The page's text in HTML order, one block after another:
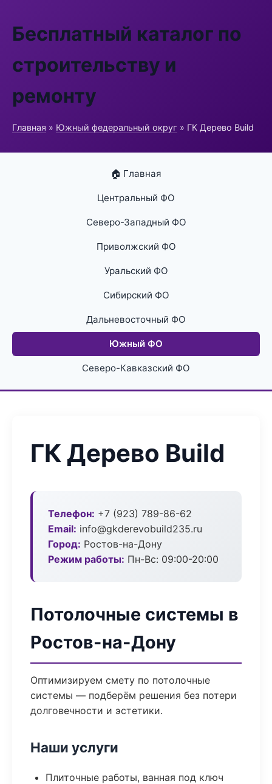
Бесплатный каталог по
строительству и
ремонту
Главная » Южный федеральный округ » ГК Дерево Build
🏠 Главная
Центральный ФО
Северо-Западный ФО
Приволжский ФО
Уральский ФО
Сибирский ФО
Дальневосточный ФО
Южный ФО
Северо-Кавказский ФО
ГК Дерево Build
Телефон: +7 (923) 789-86-62
Email: info@gkderevobuild235.ru
Город: Ростов-на-Дону
Режим работы: Пн-Вс: 09:00-20:00
Потолочные системы в
Ростов-на-Дону
Оптимизируем смету по потолочные
системы — подберём решения без потери
долговечности и эстетики.
Наши услуги
Плиточные работы, ванная под ключ